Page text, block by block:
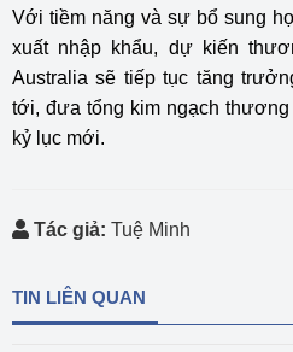
Với tiềm năng và sự bổ sung
xuất nhập khẩu, dự kiến
Australia sẽ tiếp tục tăng
tới, đưa tổng kim ngạch
kỷ lục mới.
Tác giả: Tuệ Minh
TIN LIÊN QUAN